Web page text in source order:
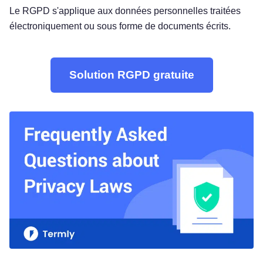
Le RGPD s'applique aux données personnelles traitées
électroniquement ou sous forme de documents écrits.
Solution RGPD gratuite